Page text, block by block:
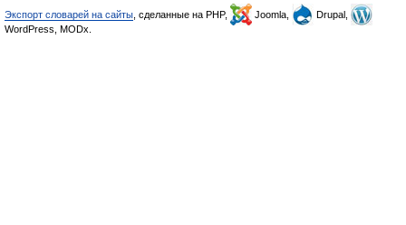
Экспорт словарей на сайты , сделанные на PHP, Joomla,
Drupal,
WordPress, MODx.